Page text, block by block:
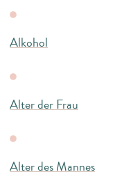
Alkohol
Alter der Frau
Alter des Mannes